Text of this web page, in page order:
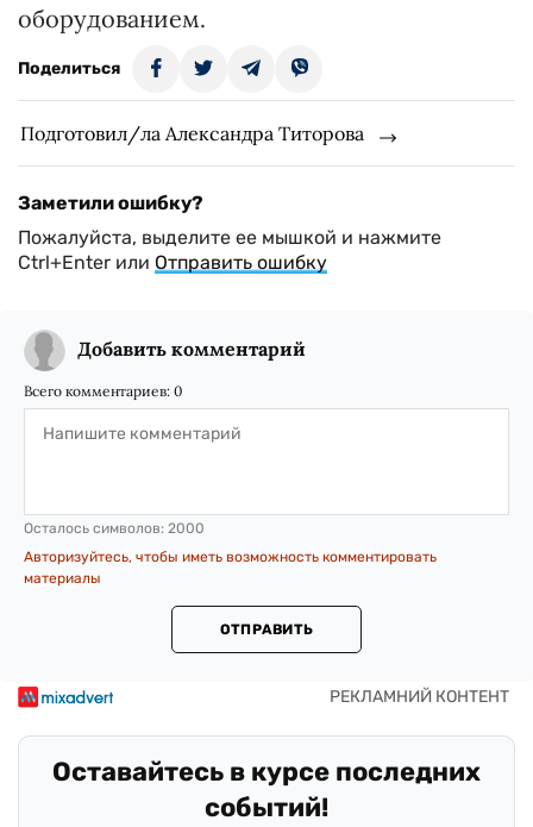
оборудованием.
Поделиться
Подготовил/ла Александра Титорова
Заметили ошибку?
Пожалуйста, выделите ее мышкой и нажмите
Ctrl+Enter или Отправить ошибку
Добавить комментарий
Всего комментариев: 0
Осталось символов: 2000
Авторизуйтесь, чтобы иметь возможность комментировать
материалы
ОТПРАВИТЬ
Оставайтесь в курсе последних
событий!